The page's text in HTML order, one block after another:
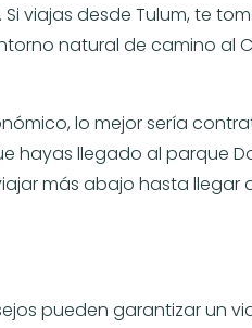
viajas desde Tulum, te
natural de camino al
lo mejor sería
hayas llegado al parque
más abajo hasta llegar
pueden garantizar un